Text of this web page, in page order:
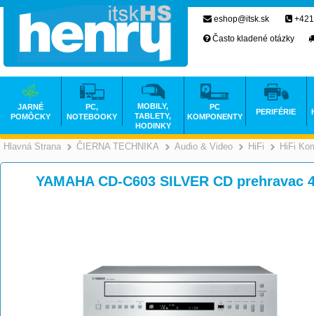
Hlavná Strana >
ČIERNA TECHNIKA >
Audio & Video HiFi HiFi
YAMAHA CD-C603 SILVER CD prehravac
eshop@itsk.sk
Často kladené otázky
JARNÉ
POMÔCKY
PC,
NOTEBOOKY
MOBILY,
TABLETY,
HODINKY
PC
KOMPONENTY
PERIFÉRIE